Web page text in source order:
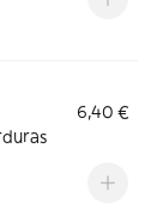
6,40 €